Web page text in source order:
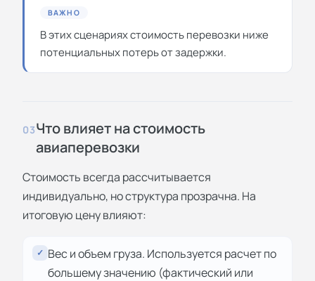
ВАЖНО
В этих сценариях стоимость перевозки ниже
потенциальных потерь от задержки.
03Что влияет на стоимость
авиаперевозки
Стоимость всегда рассчитывается
индивидуально, но структура прозрачна. На
итоговую цену влияют:
✓ Вес и объем груза. Используется расчет по
большему значению (фактический или